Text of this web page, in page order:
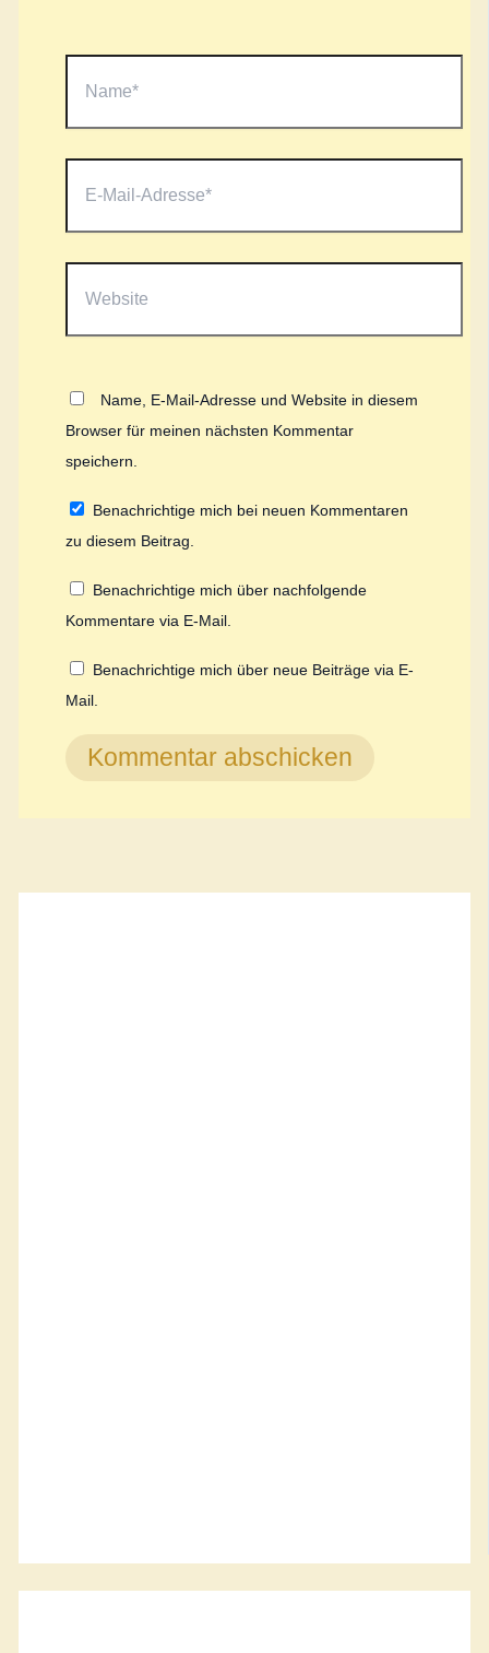
Mail-
Name, E-Mail-Adresse und Website in diesem
Browser für meinen nächsten Kommentar
speichern.
Benachrichtige mich bei neuen Kommentaren
zu diesem Beitrag.
Benachrichtige mich über nachfolgende
Kommentare via E-Mail.
Benachrichtige mich über neue Beiträge via E-
Mail.